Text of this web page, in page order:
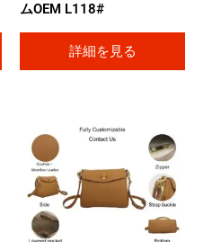
ムOEM L118#
詳細を見る